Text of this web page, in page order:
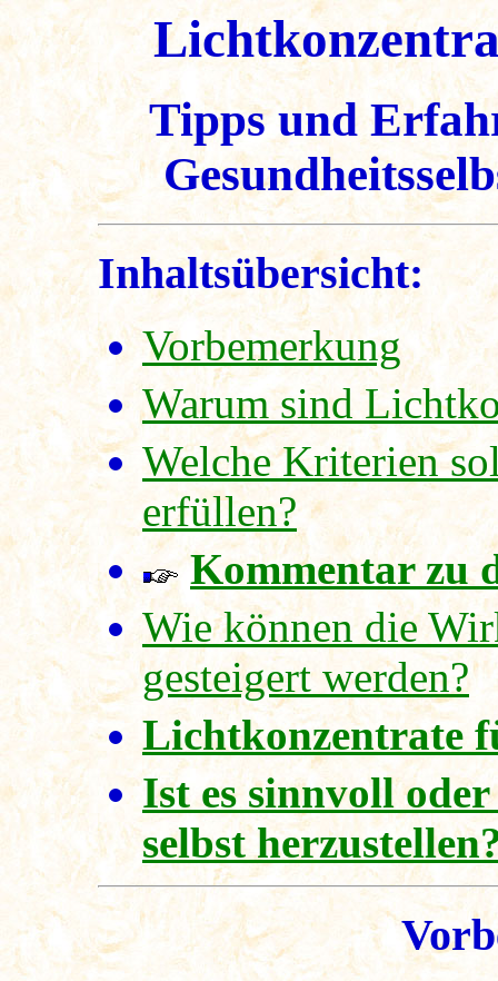
Tipps und
Inhaltsübersicht:
Vorbemerkung
Warum sind
Welche Kriterien
erfüllen?
Kommentar zu
Wie können die
gesteigert werden?
Lichtkonzentrate
Ist es sinnvoll
selbst